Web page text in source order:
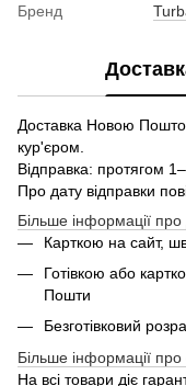
Бренд
Доставка Новою
кур'єром.
Відправка: протягом
Про дату відправки
Більше інформації про
Карткою на сайт,
Готівкою або
Пошти
Безготівковий
Більше інформації про
На всі товари діє